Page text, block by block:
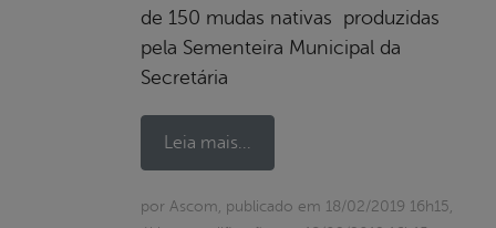
de 150 mudas nativas produzidas
pela Sementeira Municipal da
Secretária
Leia mais...
por Ascom, publicado em 18/02/2019 16h15,